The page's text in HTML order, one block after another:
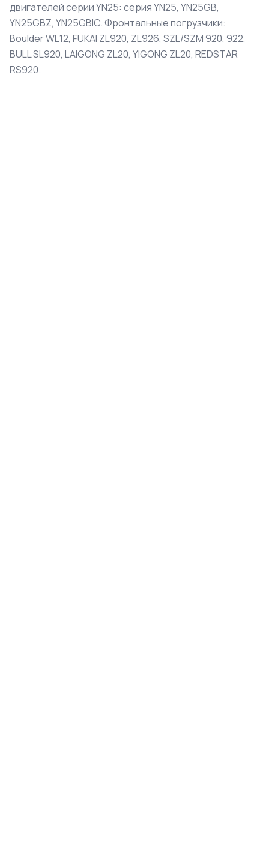
двигателей серии YN25: серия YN25, YN25GB,
YN25GBZ, YN25GBIC. Фронтальные погрузчики:
Boulder WL12, FUKAI ZL920, ZL926, SZL/SZM 920, 922,
BULL SL920, LAIGONG ZL20, YIGONG ZL20, REDSTAR
RS920.